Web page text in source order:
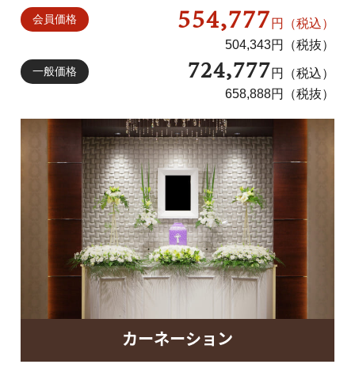
会員価格 554,777 円（税込）
504,343円（税抜）
一般価格 724,777円（税込）
658,888円（税抜）
カーネーション